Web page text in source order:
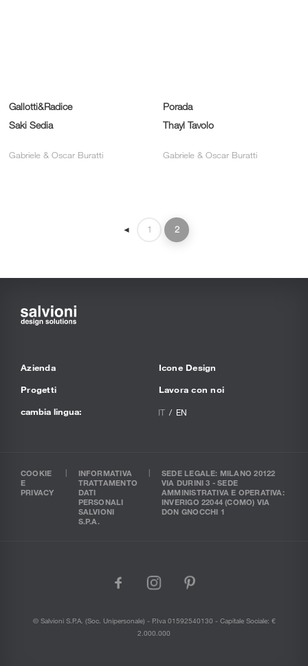
Gallotti&Radice
Saki Sedia
Gabriele & Oscar Buratti
Porada
Thayl Tavolo
Gabriele & Oscar Buratti
◄ 1 2
Azienda
Progetti
Icone Design
Lavora con noi
cambia lingua:
IT EN
COOKIE
E
PRIVACY
INFORMATIVA
TRATTAMENTO
DATI
PERSONALI
SALVIONI
S.P.A.
SEDE LEGALE: MILANO 20122
VIA DURINI 3 - SEDE
AMMINISTRATIVA E OPERATIVA:
INVERIGO 22044 (COMO) VIA
DON GNOCCHI 1
facebook
instagram
pinterest
© Salvioni S.P.A. (soc. Unipersonale) - P.Iva 01592540130 - Capitale Sociale: €
2.000.000